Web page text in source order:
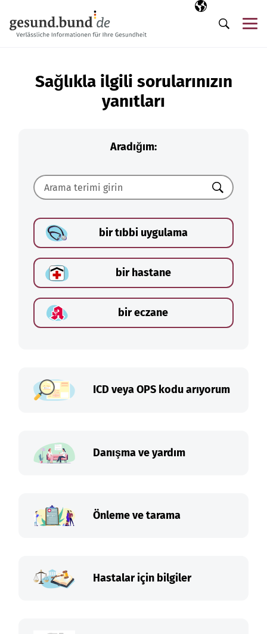
Seçili dil
TR
Arama
Sağlıkla ilgili sorularınızın
yanıtları
Aradığım:
Ara
bir tıbbi uygulama
bir hastane
bir eczane
ICD veya OPS kodu arıyorum
Danışma ve yardım
Önleme ve tarama
Hastalar için bilgiler